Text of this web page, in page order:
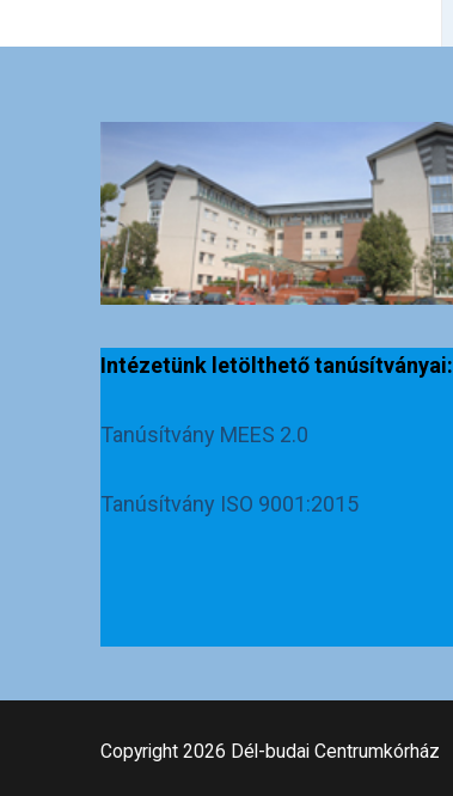
Intézetünk letölthető tanúsítványai:
Tanúsítvány MEES 2.0
Tanúsítvány ISO 9001:2015
Copyright 2026 Dél-budai Centrumkórház